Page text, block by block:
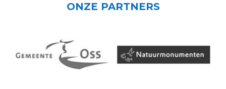
ONZE PARTNERS